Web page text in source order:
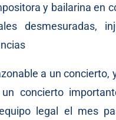
y bailarina en
desmesuradas,
a un concierto,
concierto
legal el mes